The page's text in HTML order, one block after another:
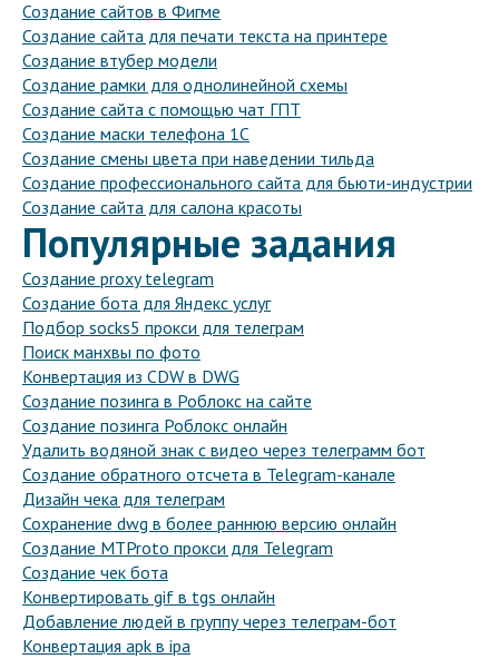
Создание сайтов в Фигме
Создание сайта для печати текста на принтере
Создание втубер модели
Создание рамки для однолинейной схемы
Создание сайта с помощью чат ГПТ
Создание маски телефона 1С
Создание смены цвета при наведении тильда
Создание профессионального сайта для бьюти-индустрии
Создание сайта для салона красоты
Популярные задания
Создание proxy telegram
Создание бота для Яндекс услуг
Подбор socks5 прокси для телеграм
Поиск манхвы по фото
Конвертация из CDW в DWG
Создание позинга в Роблокс на сайте
Создание позинга Роблокс онлайн
Удалить водяной знак с видео через телеграмм бот
Создание обратного отсчета в Telegram-канале
Дизайн чека для телеграм
Сохранение dwg в более раннюю версию онлайн
Создание MTProto прокси для Telegram
Создание чек бота
Конвертировать gif в tgs онлайн
Добавление людей в группу через телеграм-бот
Конвертация apk в ipa